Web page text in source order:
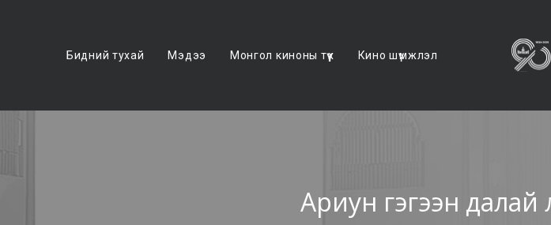
Бидний тухай Мэдээ Монгол киноны түүх Кино шүүмжлэл
Ариун гэгээн